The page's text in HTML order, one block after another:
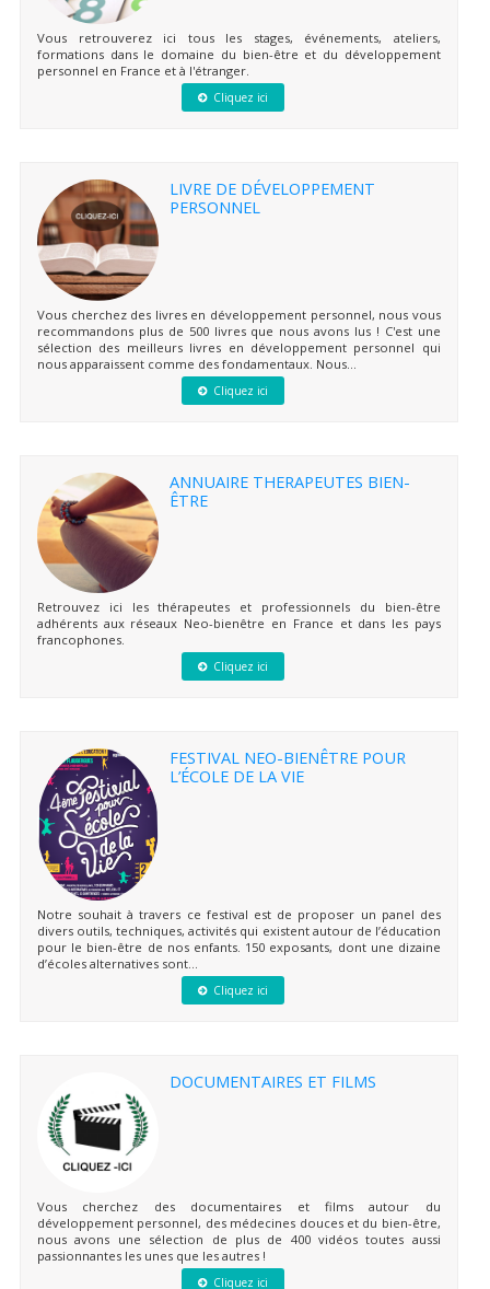
Vous retrouverez ici tous les stages, événements, ateliers,
formations dans le domaine du bien-être et du développement
personnel en France et à l'étranger.
Cliquez ici
LIVRE DE DÉVELOPPEMENT
PERSONNEL
Vous cherchez des livres en développement personnel, nous vous
recommandons plus de 500 livres que nous avons lus ! C'est une
sélection des meilleurs livres en développement personnel qui
nous apparaissent comme des fondamentaux. Nous...
Cliquez ici
ANNUAIRE THERAPEUTES BIEN-
ÊTRE
Retrouvez ici les thérapeutes et professionnels du bien-être
adhérents aux réseaux Neo-bienêtre en France et dans les pays
francophones.
Cliquez ici
FESTIVAL NEO-BIENÊTRE POUR
L’ÉCOLE DE LA VIE
Notre souhait à travers ce festival est de proposer un panel des
divers outils, techniques, activités qui existent autour de l’éducation
pour le bien-être de nos enfants. 150 exposants, dont une dizaine
d’écoles alternatives sont...
Cliquez ici
DOCUMENTAIRES ET FILMS
Vous cherchez des documentaires et films autour du
développement personnel, des médecines douces et du bien-être,
nous avons une sélection de plus de 400 vidéos toutes aussi
passionnantes les unes que les autres !
Cliquez ici